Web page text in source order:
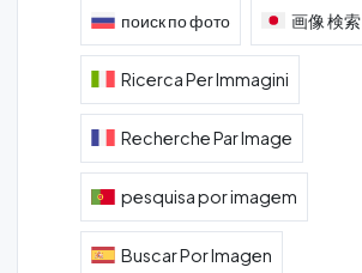
поиск по фото 画像 検索
Ricerca Per Immagini
Recherche Par Image
pesquisa por imagem
Buscar Por Imagen